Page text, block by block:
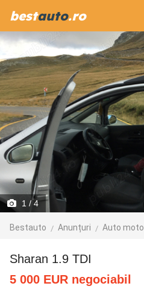
bestauto.ro
1 / 4
Bestauto Anunțuri Auto moto
Sharan 1.9 TDI
5 000 EUR negociabil